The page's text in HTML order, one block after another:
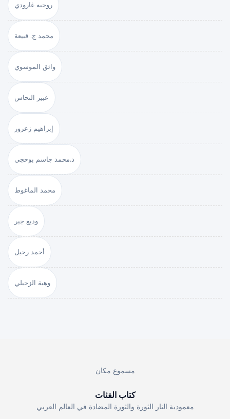
روجيه غارودي
محمد ج. قبيعة
واثق الموسوي
عبير النحاس
إبراهيم زعرور
د.محمد جاسم بوحجي
محمد الماغوط
وديع جبر
أحمد رحيل
وهبة الزحيلي
مسموع مكان
كتاب الفئات
معمودية النار الثورة والثورة المضادة في العالم العربي